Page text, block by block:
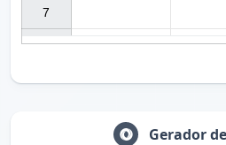
7
Gerador